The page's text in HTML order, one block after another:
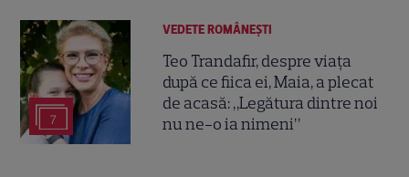
7
VEDETE ROMÂNEŞTI
Teo Trandafir, despre viața
după ce fiica ei, Maia, a plecat
de acasă: „Legătura dintre noi
nu ne-o ia nimeni”